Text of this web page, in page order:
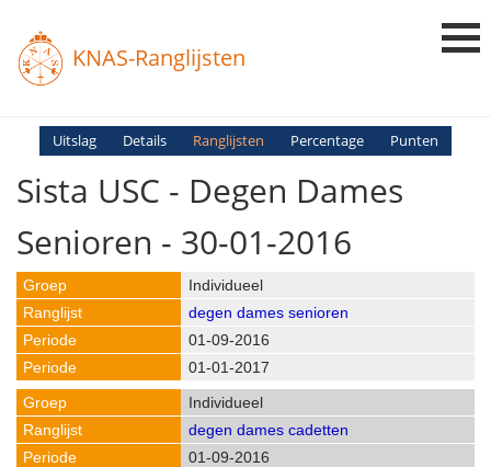
KNAS-Ranglijsten
Login
Uitslag Details Ranglijsten Percentage Punten
Sista USC - Degen Dames
Senioren - 30-01-2016
Individueel
degen dames senioren
01-09-2016
01-01-2017
Individueel
degen dames cadetten
01-09-2016